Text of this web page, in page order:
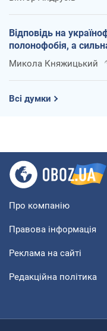
Відповідь на
полонофобія, а
Микола Княжицький
Всі думки
Про компанію
Правова інформація
Реклама на сайті
Редакційна політика